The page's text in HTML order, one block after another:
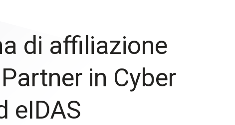
di affiliazione
in Cyber
eIDAS